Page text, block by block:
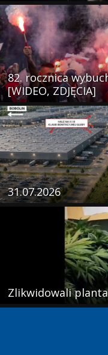
82. rocznica
[WIDEO, ZDJĘCIA]
31.07.2026
Zlikwidowali